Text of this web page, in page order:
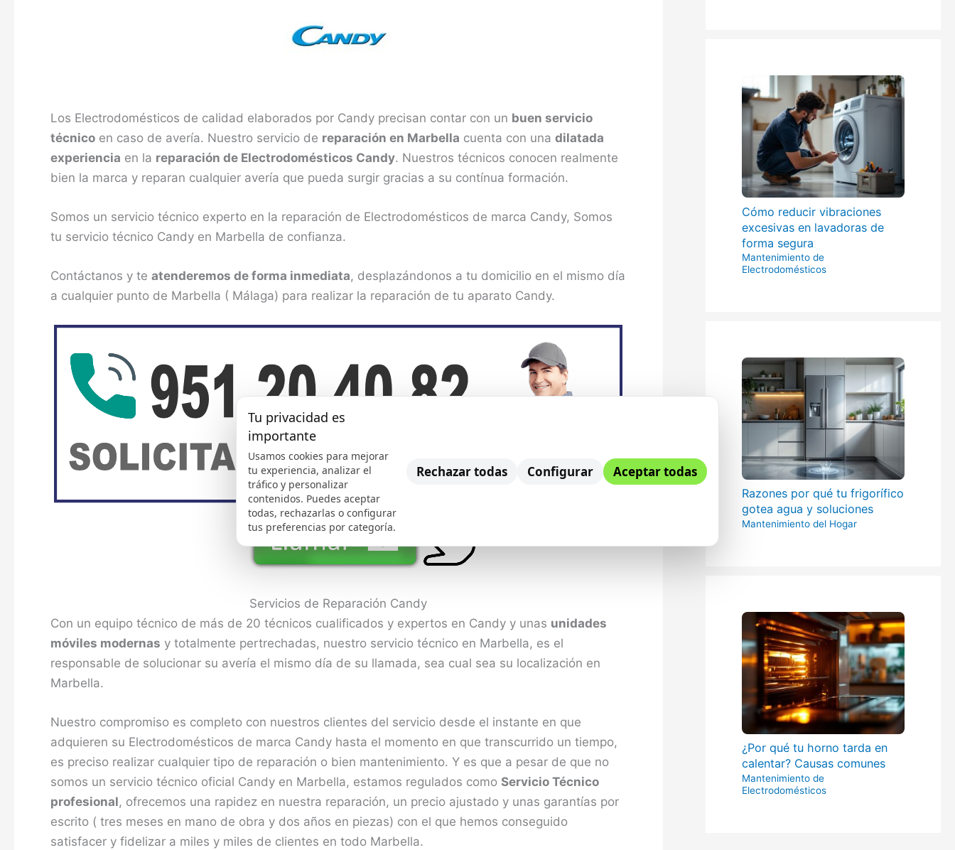
Los Electrodomésticos de calidad elaborados por Candy precisan contar con un buen servicio
técnico en caso de avería. Nuestro servicio de reparación en Marbella cuenta con una dilatada
experiencia en la reparación de Electrodomésticos Candy. Nuestros técnicos conocen realmente
bien la marca y reparan cualquier avería que pueda surgir gracias a su contínua formación.
Somos un servicio técnico experto en la reparación de Electrodomésticos de marca Candy, Somos
tu servicio técnico Candy en Marbella de confianza.
Contáctanos y te atenderemos de forma inmediata, desplazándonos a tu domicilio en el mismo día
a cualquier punto de Marbella ( Málaga) para realizar la reparación de tu aparato Candy.
Servicios de Reparación Candy
Con un equipo técnico de más de 20 técnicos cualificados y expertos en Candy y unas unidades
móviles modernas y totalmente pertrechadas, nuestro servicio técnico en Marbella, es el
responsable de solucionar su avería el mismo día de su llamada, sea cual sea su localización en
Marbella.
Nuestro compromiso es completo con nuestros clientes del servicio desde el instante en que
adquieren su Electrodomésticos de marca Candy hasta el momento en que transcurrido un tiempo,
es preciso realizar cualquier tipo de reparación o bien mantenimiento. Y es que a pesar de que no
somos un servicio técnico oficial Candy en Marbella, estamos regulados como Servicio Técnico
profesional, ofrecemos una rapidez en nuestra reparación, un precio ajustado y unas garantías por
escrito ( tres meses en mano de obra y dos años en piezas) con el que hemos conseguido
satisfacer y fidelizar a miles y miles de clientes en todo Marbella.
Cómo reducir vibraciones
excesivas en lavadoras de
forma segura
Mantenimiento de
Electrodomésticos
Razones por qué tu frigorífico
gotea agua y soluciones
Mantenimiento del Hogar
¿Por qué tu horno tarda en
calentar? Causas comunes
Mantenimiento de
Electrodomésticos
Tu privacidad es
importante
Usamos cookies para mejorar
tu experiencia, analizar el
tráfico y personalizar
contenidos. Puedes aceptar
todas, rechazarlas o configurar
tus preferencias por categoría.
Rechazar todas Configurar Aceptar todas